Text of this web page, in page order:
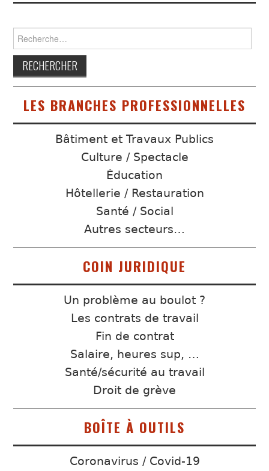
LES BRANCHES PROFESSIONNELLES
Bâtiment et Travaux Publics
Culture / Spectacle
Éducation
Hôtellerie / Restauration
Santé / Social
Autres secteurs…
COIN JURIDIQUE
Un problème au boulot ?
Les contrats de travail
Fin de contrat
Salaire, heures sup, …
Santé/sécurité au travail
Droit de grève
BOÎTE À OUTILS
Coronavirus / Covid-19